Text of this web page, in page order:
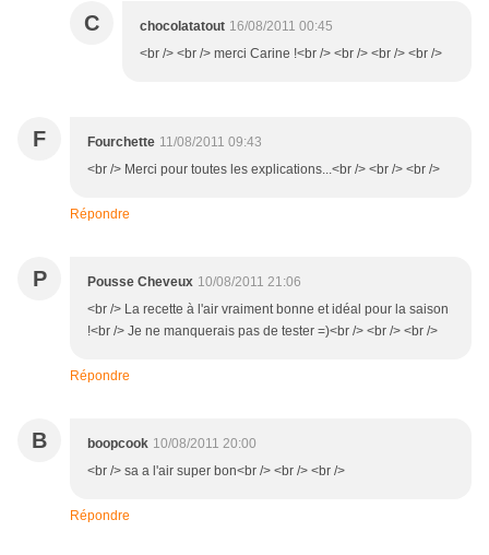
C chocolatatout 16/08/2011 00:45
<br /> <br /> merci Carine !<br /> <br /> <br /> <br />
F Fourchette 11/08/2011 09:43
<br /> Merci pour toutes les explications...<br /> <br /> <br />
Répondre
P Pousse Cheveux 10/08/2011 21:06
<br /> La recette à l'air vraiment bonne et idéal pour la saison
!<br /> Je ne manquerais pas de tester =)<br /> <br /> <br />
Répondre
B boopcook 10/08/2011 20:00
<br /> sa a l'air super bon<br /> <br /> <br />
Répondre